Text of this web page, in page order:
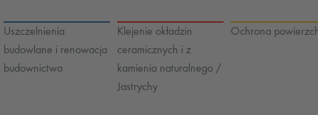
Uszczelnienia
budowlane i renowacja
budownictwa
Klejenie okładzin
ceramicznych i z
kamienia naturalnego /
Jastrychy
Ochrona